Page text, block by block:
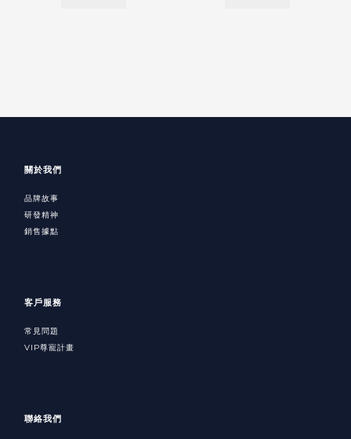
關於我們
品牌故事
研發精神
銷售據點
客戶服務
常見問題
VIP尊寵計畫
聯絡我們